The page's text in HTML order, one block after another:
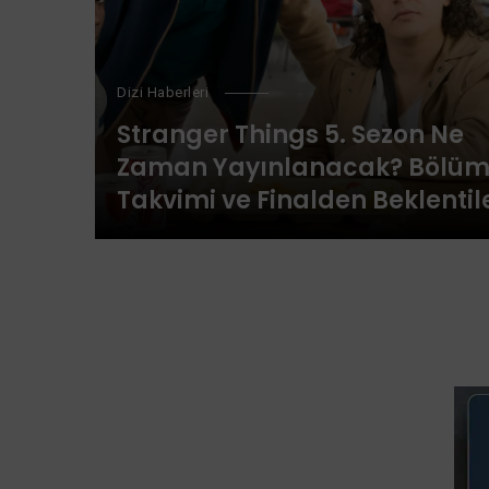
Dizi Haberleri
Stranger Things 5. Sezon Ne
Zaman Yayınlanacak? Bölüm
Takvimi ve Finalden